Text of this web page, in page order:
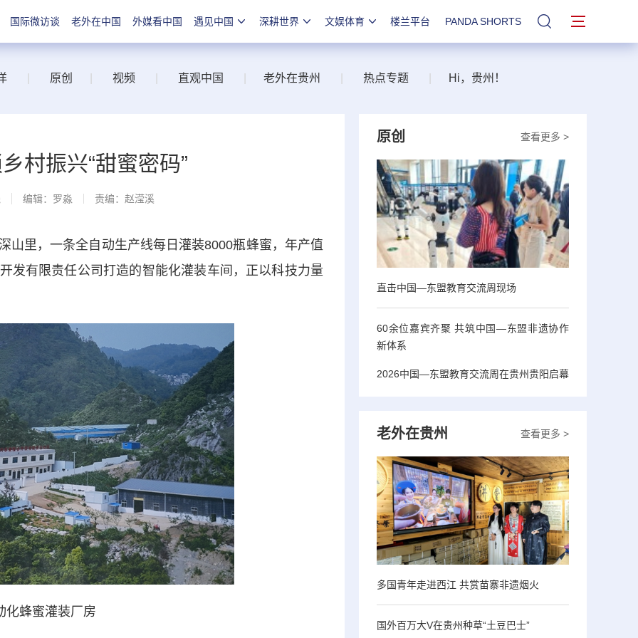
国际微访谈 老外在中国 外媒看中国 遇见中国 深耕世界 文娱体育 楼兰平台 PANDA SHORTS 站内搜索
原创 视频 直观中国 老外在贵州 热点专题 Hi，贵州！
村振兴“甜蜜密码”
编辑：罗淼 责编：赵滢溪
里，一条全自动生产线每日灌装8000瓶蜂蜜，年产值
发有限责任公司打造的智能化灌装车间，正以科技力量
化蜂蜜灌装厂房
查看更多 >
原创
直击中国—东盟教育交流周现场
60余位嘉宾齐聚 共筑中国—东盟非遗协作
新体系
2026中国—东盟教育交流周在贵州贵阳启幕
查看更多 >
老外在贵州
多国青年走进西江 共赏苗寨非遗烟火
国外百万大V在贵州种草“土豆巴士”